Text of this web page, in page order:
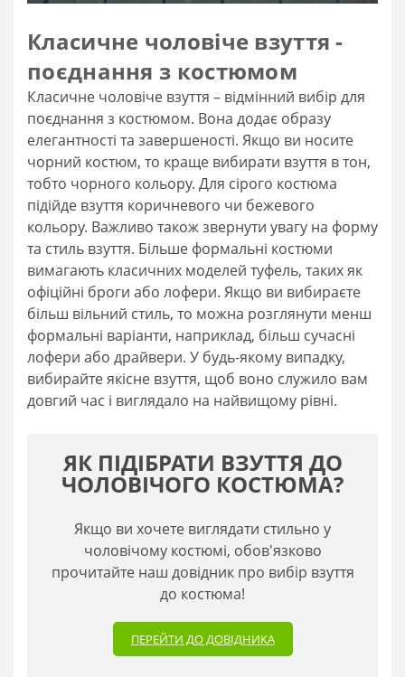
Класичне чоловіче взуття -
поєднання з костюмом
Класичне чоловіче взуття – відмінний вибір для
поєднання з костюмом. Вона додає образу
елегантності та завершеності. Якщо ви носите
чорний костюм, то краще вибирати взуття в тон,
тобто чорного кольору. Для сірого костюма
підійде взуття коричневого чи бежевого
кольору. Важливо також звернути увагу на форму
та стиль взуття. Більше формальні костюми
вимагають класичних моделей туфель, таких як
офіційні броги або лофери. Якщо ви вибираєте
більш вільний стиль, то можна розглянути менш
формальні варіанти, наприклад, більш сучасні
лофери або драйвери. У будь-якому випадку,
вибирайте якісне взуття, щоб воно служило вам
довгий час і виглядало на найвищому рівні.
ЯК ПІДІБРАТИ ВЗУТТЯ ДО
ЧОЛОВІЧОГО КОСТЮМА?
Якщо ви хочете виглядати стильно у
чоловічому костюмі, обов'язково
прочитайте наш довідник про вибір взуття
до костюма!
ПЕРЕЙТИ ДО ДОВІДНИКА